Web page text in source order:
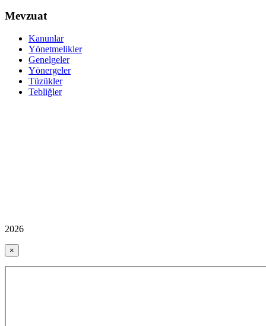
Mevzuat
Kanunlar
Yönetmelikler
Genelgeler
Yönergeler
Tüzükler
Tebliğler
2026
×